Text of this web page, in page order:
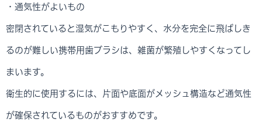
・通気性がよいもの
密閉されていると湿気がこもりやすく、水分を完全に飛ばしき
るのが難しい携帯用歯ブラシは、雑菌が繁殖しやすくなってし
まいます。
衛生的に使用するには、片面や底面がメッシュ構造など通気性
が確保されているものがおすすめです。